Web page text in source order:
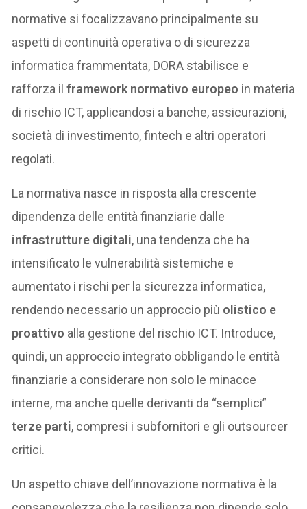
normative si focalizzavano principalmente su
aspetti di continuità operativa o di sicurezza
informatica frammentata, DORA stabilisce e
rafforza ilframework normativo europeo in materia
di rischio ICT, applicandosi a banche, assicurazioni,
società di investimento, fintech e altri operatori
regolati.
La normativa nasce in risposta alla crescente
dipendenza delle entità finanziarie dalle
infrastrutture digitali, una tendenza che ha
intensificato le vulnerabilità sistemiche e
aumentato i rischi per la sicurezza informatica,
rendendo necessario un approccio più olistico e
proattivo alla gestione del rischio ICT. Introduce,
quindi, un approccio integrato obbligando le entità
finanziarie a considerare non solo le minacce
interne, ma anche quelle derivanti da “semplici”
terze parti, compresi i subfornitori e gli outsourcer
critici.
Un aspetto chiave dell’innovazione normativa è la